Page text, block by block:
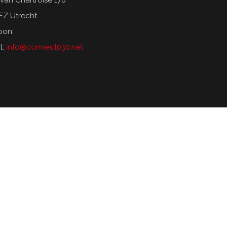
Utrecht
info@connect030.net